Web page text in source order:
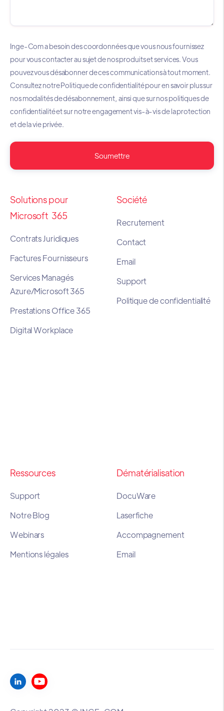
Inge-Com a besoin des coordonnées que vous nous fournissez
pour vous contacter au sujet de nos produits et services. Vous
pouvez vous désabonner de ces communications à tout moment.
Consultez notre Politique de confidentialité pour en savoir plus sur
nos modalités de désabonnement, ainsi que sur nos politiques de
confidentialité et sur notre engagement vis-à-vis de la protection
et de la vie privée.
Solutions pour
Microsoft 365
Contrats Juridiques
Factures Fournisseurs
Services Managés
Azure/Microsoft 365
Prestations Office 365
Digital Workplace
Société
Recrutement
Contact
Email
Support
Politique de confidentialité
Ressources
Support
Notre Blog
Webinars
Mentions légales
Dématérialisation
DocuWare
Laserfiche
Accompagnement
Email